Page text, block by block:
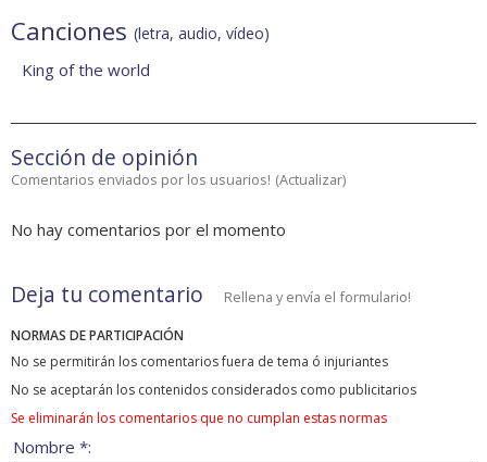
Canciones (letra, audio, vídeo)
King of the world
Sección de opinión
Comentarios enviados por los usuarios! (Actualizar)
No hay comentarios por el momento
Deja tu comentario Rellena y envía el formulario!
NORMAS DE PARTICIPACIÓN
No se permitirán los comentarios fuera de tema ó injuriantes
No se aceptarán los contenidos considerados como publicitarios
Se eliminarán los comentarios que no cumplan estas normas
Nombre *: